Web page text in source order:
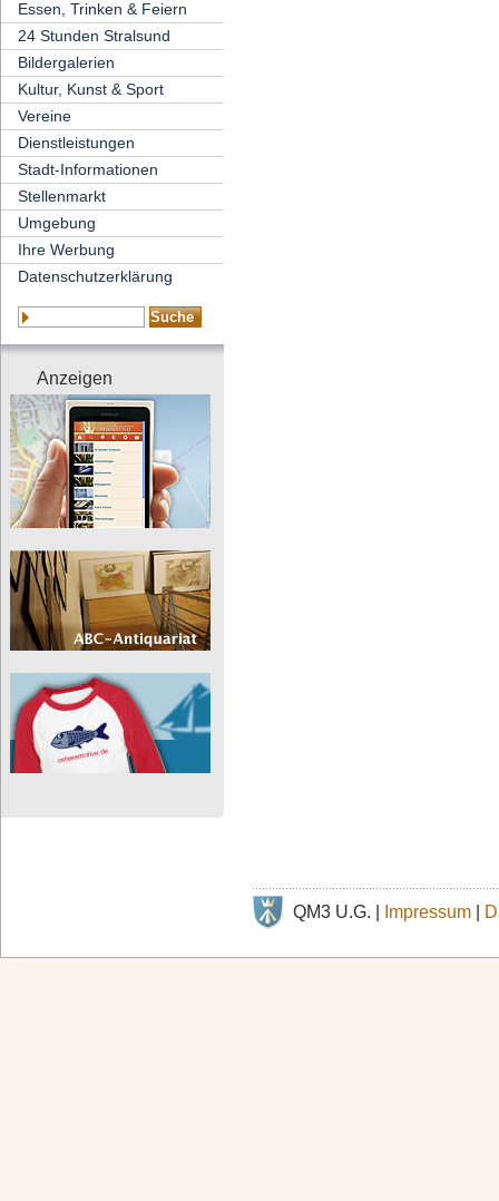
Essen, Trinken & Feiern
24 Stunden Stralsund
Bildergalerien
Kultur, Kunst & Sport
Vereine
Dienstleistungen
Stadt-Informationen
Stellenmarkt
Umgebung
Ihre Werbung
Datenschutzerklärung
Anzeigen
QM3 U.G. | Impressum